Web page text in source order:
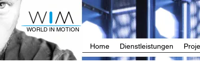
Home Dienstleistungen
WORLD IN MOTION